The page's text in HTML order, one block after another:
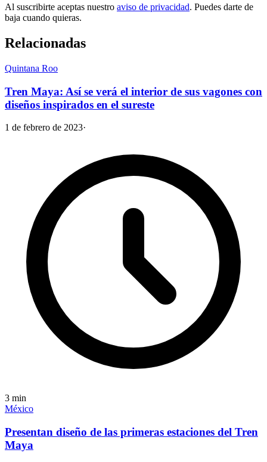
Al suscribirte aceptas nuestro aviso de privacidad. Puedes darte de
baja cuando quieras.
Relacionadas
Quintana Roo
Tren Maya: Así se verá el interior de sus vagones con
diseños inspirados en el sureste
1 de febrero de 2023·
3 min
México
Presentan diseño de las primeras estaciones del Tren
Maya